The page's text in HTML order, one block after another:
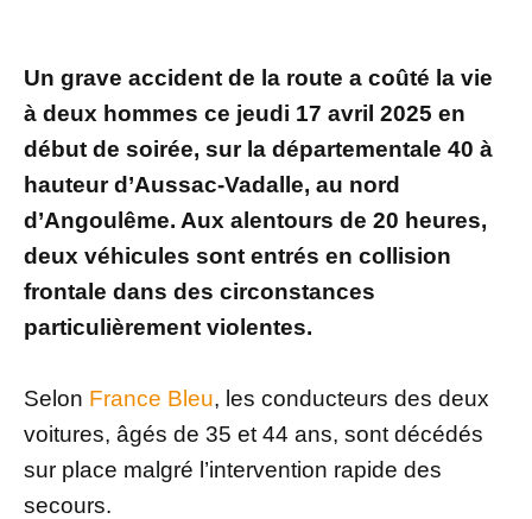
Un grave accident de la route a coûté la vie
à deux hommes ce jeudi 17 avril 2025 en
début de soirée, sur la départementale 40 à
hauteur d’Aussac-Vadalle, au nord
d’Angoulême. Aux alentours de 20 heures,
deux véhicules sont entrés en collision
frontale dans des circonstances
particulièrement violentes.
Selon France Bleu, les conducteurs des deux
voitures, âgés de 35 et 44 ans, sont décédés
sur place malgré l’intervention rapide des
secours.